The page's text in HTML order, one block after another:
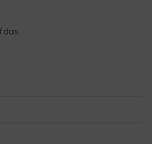
das